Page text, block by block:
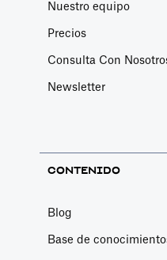
Nuestro equipo
Precios
Consulta Con
Newsletter
CONTENIDO
Blog
Base de